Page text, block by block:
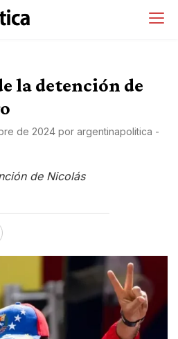
la detención de
de 2024 por argentinapolitica -
de Nicolás